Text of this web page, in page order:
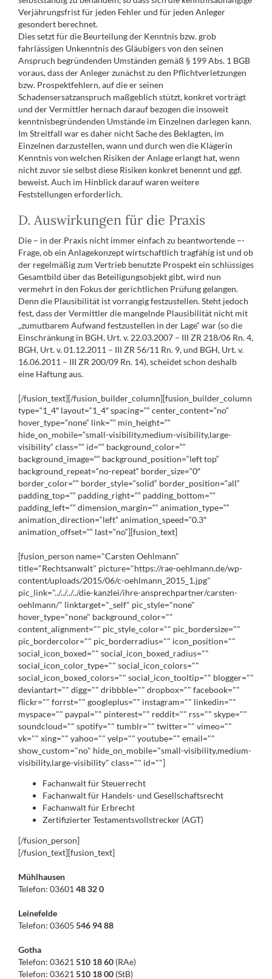
Verjährungsfrist für jeden Fehler und für jeden Anleger
gesondert berechnet.
Dies setzt für die Beurteilung der Kenntnis bzw. grob
fahrlässigen Unkenntnis des Gläubigers von den seinen
Anspruch begründenden Umständen gemäß § 199 Abs. 1 BGB
voraus, dass der Anleger zunächst zu den Pflichtverletzungen
bzw. Prospektfehlern, auf die er seinen
Schadensersatzanspruch maßgeblich stützt, konkret vorträgt
und der Vermittler hernach darauf bezogen die insoweit
kenntnisbegründenden Umstände im Einzelnen darlegen kann.
Im Streitfall war es daher nicht Sache des Beklagten, im
Einzelnen darzustellen, wann und durch wen die Klägerin
Kenntnis von welchen Risiken der Anlage erlangt hat, wenn
nicht zuvor sie selbst diese Risiken konkret benennt und ggf.
beweist. Auch im Hinblick darauf waren weitere
Feststellungen erforderlich.
D. Auswirkungen für die Praxis
Die – in der Praxis nicht immer einfach zu beantwortende –-
Frage, ob ein Anlagekonzept wirtschaftlich tragfähig ist und ob
der regelmäßig zum Vertrieb benutzte Prospekt ein schlüssiges
Gesamtbild über das Beteiligungsobjekt gibt, wird nun
vermehrt in den Fokus der gerichtlichen Prüfung gelangen.
Denn die Plausibilität ist vorrangig festzustellen. Steht jedoch
fest, dass der Vermittler die mangelnde Plausibilität nicht mit
„zumutbarem Aufwand festzustellen in der Lage“ war (so die
Einschränkung in BGH, Urt. v. 22.03.2007 – III ZR 218/06 Rn. 4,
BGH, Urt. v. 01.12.2011 – III ZR 56/11 Rn. 9, und BGH, Urt. v.
16.06.2011 – III ZR 200/09 Rn. 14), scheidet schon deshalb
eine Haftung aus.
[/fusion_text][/fusion_builder_column][fusion_builder_column
type=“1_4″ layout=“1_4″ spacing=““ center_content=“no“
hover_type=“none“ link=““ min_height=““
hide_on_mobile=“small-visibility,medium-visibility,large-
visibility“ class=““ id=““ background_color=““
background_image=““ background_position=“left top“
background_repeat=“no-repeat“ border_size=“0″
border_color=““ border_style=“solid“ border_position=“all“
padding_top=““ padding_right=““ padding_bottom=““
padding_left=““ dimension_margin=““ animation_type=““
animation_direction=“left“ animation_speed=“0.3″
animation_offset=““ last=“no“][fusion_text]
[fusion_person name="Carsten Oehlmann"
title="Rechtsanwalt" picture="https://rae-oehlmann.de/wp-
content/uploads/2015/06/c-oehlmann_2015_1.jpg"
pic_link="../../../../die-kanzlei/ihre-ansprechpartner/carsten-
oehlmann/" linktarget="_self" pic_style="none"
hover_type="none" background_color=""
content_alignment="" pic_style_color="" pic_bordersize=""
pic_bordercolor="" pic_borderradius="" icon_position=""
social_icon_boxed="" social_icon_boxed_radius=""
social_icon_color_type="" social_icon_colors=""
social_icon_boxed_colors="" social_icon_tooltip="" blogger=""
deviantart="" digg="" dribbble="" dropbox="" facebook=""
flickr="" forrst="" googleplus="" instagram="" linkedin=""
myspace="" paypal="" pinterest="" reddit="" rss="" skype=""
soundcloud="" spotify="" tumblr="" twitter="" vimeo=""
vk="" xing="" yahoo="" yelp="" youtube="" email=""
show_custom="no" hide_on_mobile="small-visibility,medium-
visibility,large-visibility" class="" id=""]
Fachanwalt für Steuerrecht
Fachanwalt für Handels- und Gesellschaftsrecht
Fachanwalt für Erbrecht
Zertifizierter Testamentsvollstrecker (AGT)
[/fusion_person]
[/fusion_text][fusion_text]
Mühlhausen
Telefon: 03601 48 32 0
Leinefelde
Telefon: 03605 546 94 88
Gotha
Telefon: 03621 510 18 60 (RAe)
Telefon: 03621 510 18 00 (StB)